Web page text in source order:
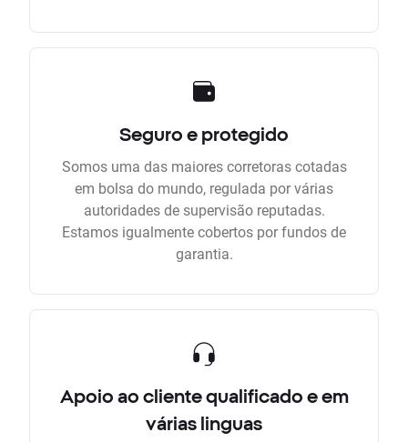
Seguro e protegido
Somos uma das maiores corretoras cotadas
em bolsa do mundo, regulada por várias
autoridades de supervisão reputadas.
Estamos igualmente cobertos por fundos de
garantia.
Apoio ao cliente qualificado e em
várias linguas